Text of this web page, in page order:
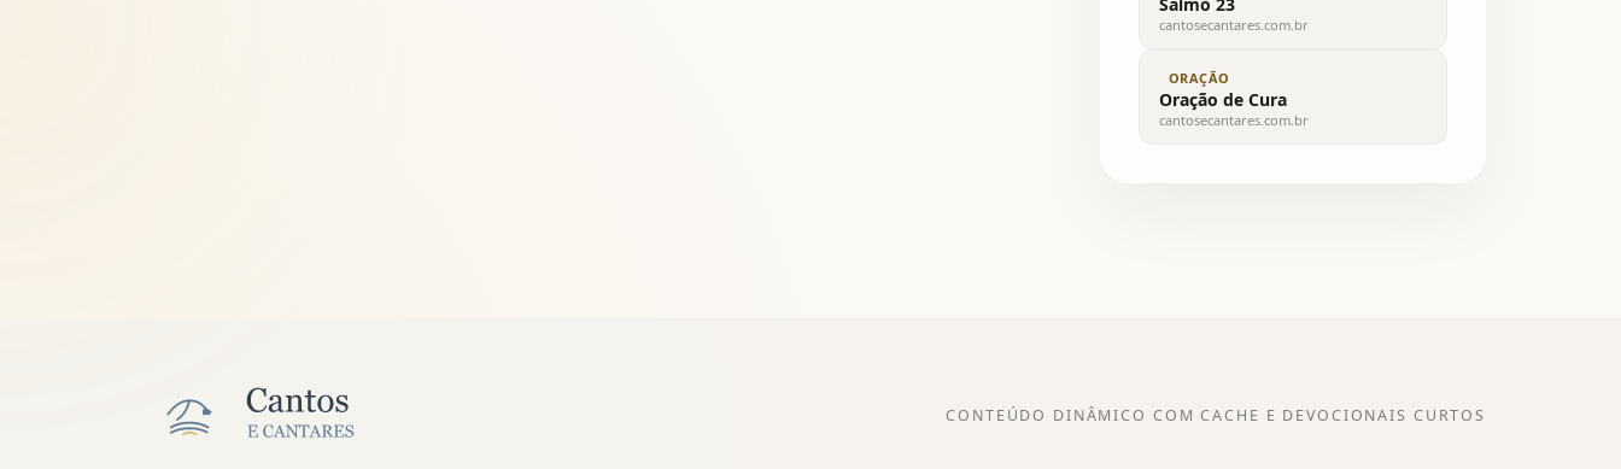
cantosecantares.com.br
ORAÇÃO
Oração de Cura
cantosecantares.com.br
CONTEÚDO DINÂMICO COM CACHE E DEVOCIONAIS CURTOS